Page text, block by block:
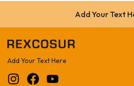
Add Your Text
Add Your Text Here